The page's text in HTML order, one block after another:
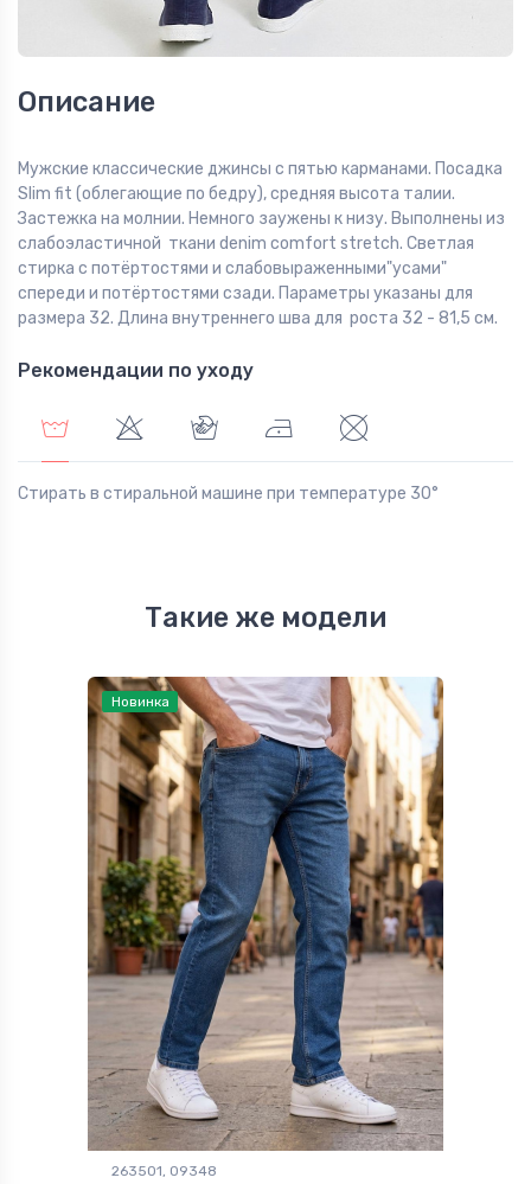
Описание
Мужские классические джинсы с пятью карманами. Посадка
Slim fit (облегающие по бедру), средняя высота талии.
Застежка на молнии. Немного заужены к низу. Выполнены из
слабоэластичной ткани denim comfort stretch. Светлая
стирка с потёртостями и слабовыраженными"усами"
спереди и потёртостями сзади. Параметры указаны для
размера 32. Длина внутреннего шва для роста 32 - 81,5 см.
Рекомендации по уходу
Стирать в стиральной машине при температуре 30°
Такие же модели
Новинка
263501, 09348